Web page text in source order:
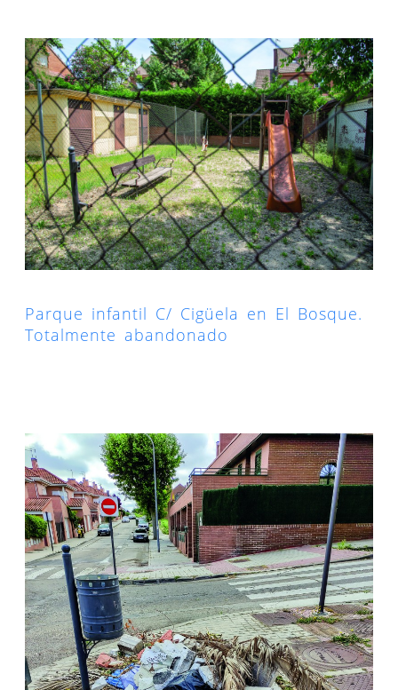
Parque infantil C/ Cigüela en El Bosque.
Totalmente abandonado